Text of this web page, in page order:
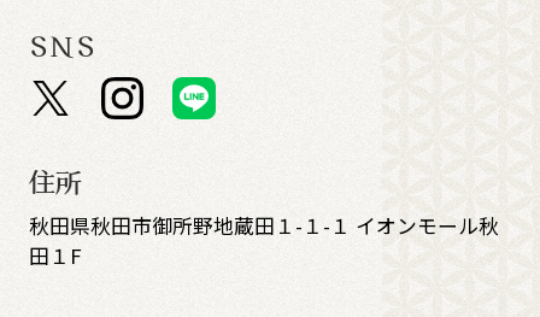
SNS
住所
秋田県秋田市御所野地蔵田１-１-１ イオンモール秋
田１F